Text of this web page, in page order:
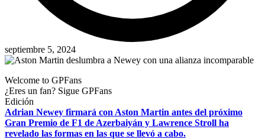
septiembre 5, 2024
Welcome to GPFans
¿Eres un fan? Sigue GPFans
Edición
Adrian Newey firmará con Aston Martin antes del próximo
Gran Premio de F1 de Azerbaiyán y Lawrence Stroll ha
revelado las formas en las que se llevó a cabo.